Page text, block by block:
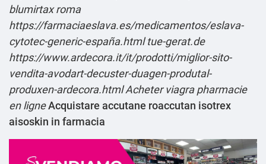
blumirtax roma
https://farmaciaeslava.es/medicamentos/eslava-
cytotec-generic-españa.html tue-gerat.de
https://www.ardecora.it/it/prodotti/miglior-sito-
vendita-avodart-decuster-duagen-produtal-
produxen-ardecora.html Acheter viagra pharmacie
en ligneAcquistare accutane roaccutan isotrex
aisoskin in farmacia